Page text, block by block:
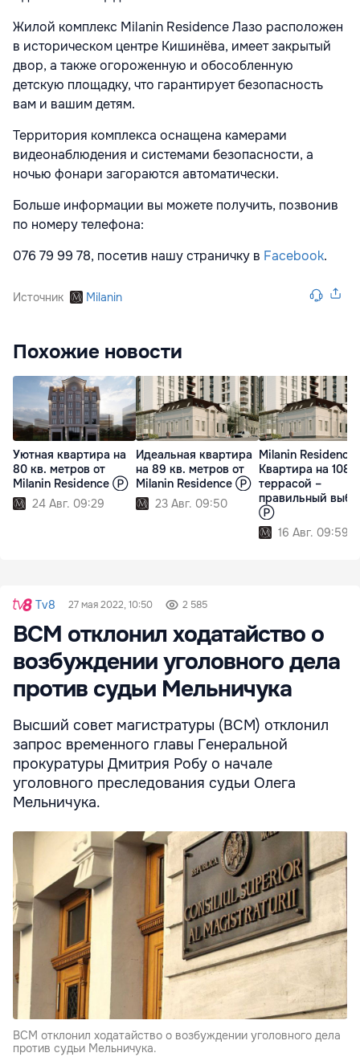
Жилой комплекс Milanin ResidenceЛазо расположен
в историческом центре Кишинёва, имеет закрытый
двор, а также огороженную и обособленную
детскую площадку, что гарантирует безопасность
вам и вашим детям.
Территория комплекса оснащена камерами
видеонаблюдения и системами безопасности, а
ночью фонари загораются автоматически.
Больше информации вы можете получить, позвонив
по номеру телефона:
076 79 99 78, посетив нашу страничку в Facebook.
Источник Milanin
Похожие новости
Уютная квартира на
80 кв. метров от
Milanin Residence Ⓟ
24 Авг. 09:29
Идеальная квартира
на 89 кв. метров от
Milanin Residence Ⓟ
23 Авг. 09:50
Milanin Residence:
Квартира на 108
террасой –
правильный
Ⓟ
16 Авг. 09:59
Tv8 27 мая 2022, 10:50 2 585
ВСМ отклонил ходатайство о
возбуждении уголовного дела
против судьи Мельничука
Высший совет магистратуры (ВСМ) отклонил
запрос временного главы Генеральной
прокуратуры Дмитрия Робу о начале
уголовного преследования судьи Олега
Мельничука.
ВСМ отклонил ходатайство о возбуждении уголовного дела
против судьи Мельничука.